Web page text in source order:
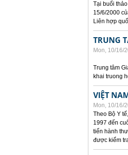
Tại buổi
15/6/2000
Liên hợp
TRUNG
Mon, 10/16/
Trung tâm
khai truong
VIỆT
Mon, 10/16/
Theo Bộ Y
1997 đến
tiến hành
được kiểm